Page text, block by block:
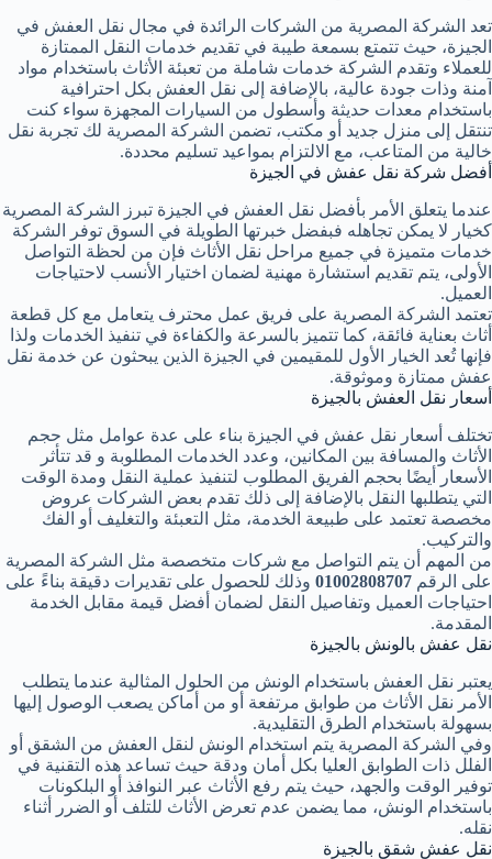
تعد الشركة المصرية من الشركات الرائدة في مجال نقل العفش في
الجيزة، حيث تتمتع بسمعة طيبة في تقديم خدمات النقل الممتازة
للعملاء وتقدم الشركة خدمات شاملة من تعبئة الأثاث باستخدام مواد
آمنة وذات جودة عالية، بالإضافة إلى نقل العفش بكل احترافية
باستخدام معدات حديثة وأسطول من السيارات المجهزة سواء كنت
تنتقل إلى منزل جديد أو مكتب، تضمن الشركة المصرية لك تجربة نقل
خالية من المتاعب، مع الالتزام بمواعيد تسليم محددة.
أفضل شركة نقل عفش في الجيزة
عندما يتعلق الأمر بأفضل نقل العفش في الجيزة تبرز الشركة المصرية
كخيار لا يمكن تجاهله فبفضل خبرتها الطويلة في السوق توفر الشركة
خدمات متميزة في جميع مراحل نقل الأثاث فإن من لحظة التواصل
الأولى، يتم تقديم استشارة مهنية لضمان اختيار الأنسب لاحتياجات
العميل.
تعتمد الشركة المصرية على فريق عمل محترف يتعامل مع كل قطعة
أثاث بعناية فائقة، كما تتميز بالسرعة والكفاءة في تنفيذ الخدمات ولذا
فإنها تُعد الخيار الأول للمقيمين في الجيزة الذين يبحثون عن خدمة نقل
عفش ممتازة وموثوقة.
أسعار نقل العفش بالجيزة
تختلف أسعار نقل عفش في الجيزة بناء على عدة عوامل مثل حجم
الأثاث والمسافة بين المكانين، وعدد الخدمات المطلوبة و قد تتأثر
الأسعار أيضًا بحجم الفريق المطلوب لتنفيذ عملية النقل ومدة الوقت
التي يتطلبها النقل بالإضافة إلى ذلك تقدم بعض الشركات عروض
مخصصة تعتمد على طبيعة الخدمة، مثل التعبئة والتغليف أو الفك
والتركيب.
من المهم أن يتم التواصل مع شركات متخصصة مثل الشركة المصرية
على الرقم 01002808707 وذلك للحصول على تقديرات دقيقة بناءً على
احتياجات العميل وتفاصيل النقل لضمان أفضل قيمة مقابل الخدمة
المقدمة.
نقل عفش بالونش بالجيزة
يعتبر نقل العفش باستخدام الونش من الحلول المثالية عندما يتطلب
الأمر نقل الأثاث من طوابق مرتفعة أو من أماكن يصعب الوصول إليها
بسهولة باستخدام الطرق التقليدية.
وفي الشركة المصرية يتم استخدام الونش لنقل العفش من الشقق أو
الفلل ذات الطوابق العليا بكل أمان ودقة حيث تساعد هذه التقنية في
توفير الوقت والجهد، حيث يتم رفع الأثاث عبر النوافذ أو البلكونات
باستخدام الونش، مما يضمن عدم تعرض الأثاث للتلف أو الضرر أثناء
نقله.
نقل عفش شقق بالجيزة